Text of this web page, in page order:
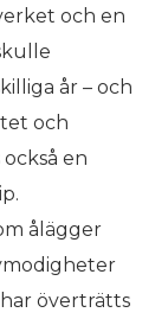
och en
år – och
och
en
ålägger
överträtts